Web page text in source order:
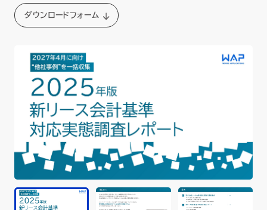
事例
セミナー
お役立ち情報
採用
会社情報
ダウンロードフォーム